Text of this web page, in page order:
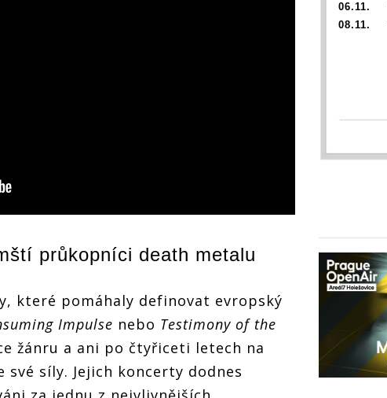
průkopníci death metalu
které pomáhaly definovat evropský
Impulse nebo Testimony of the
žánru a ani po čtyřiceti letech na
své síly. Jejich koncerty dodnes
06.11.
08.11.